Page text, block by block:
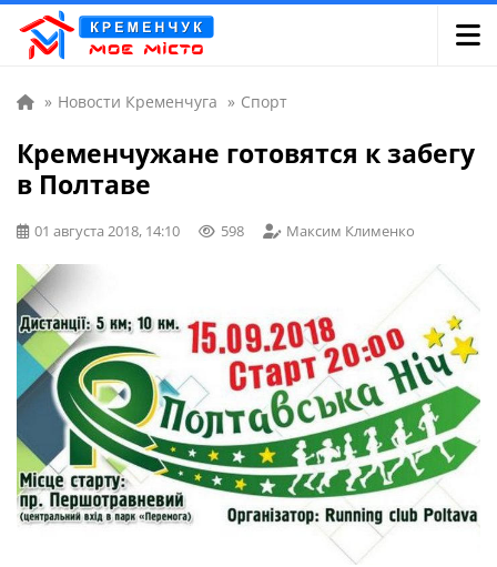
» Новости Кременчуга » Спорт
Кременчужане готовятся к забегу
в Полтаве
01 августа 2018, 14:10 598 Максим Клименко